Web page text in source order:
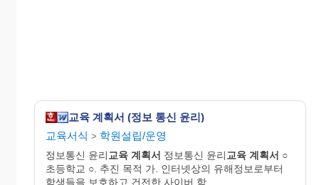
교육 계획서 (정보 통신 윤리)
교육서식 > 학원설립/운영
정보통신 윤리 교육 계획서 정보통신 윤리 교육 계획서 ○
초등학교 ○. 추진 목적 가. 인터넷상의 유해정보로부터
학생들을 보호하고 건전한 사이버 학